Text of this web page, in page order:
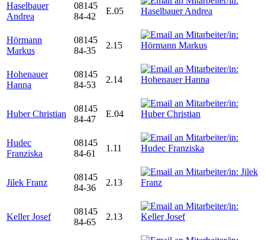
Haselbauer
Andrea
08145
84-42
E.05
Hörmann
Markus
08145
84-35
2.15
Hohenauer
Hanna
08145
84-53
2.14
Huber Christian
08145
84-47
E.04
Hudec
Franziska
08145
84-61
1.11
Jilek Franz
08145
84-36
2.13
Keller Josef
08145
84-65
2.13